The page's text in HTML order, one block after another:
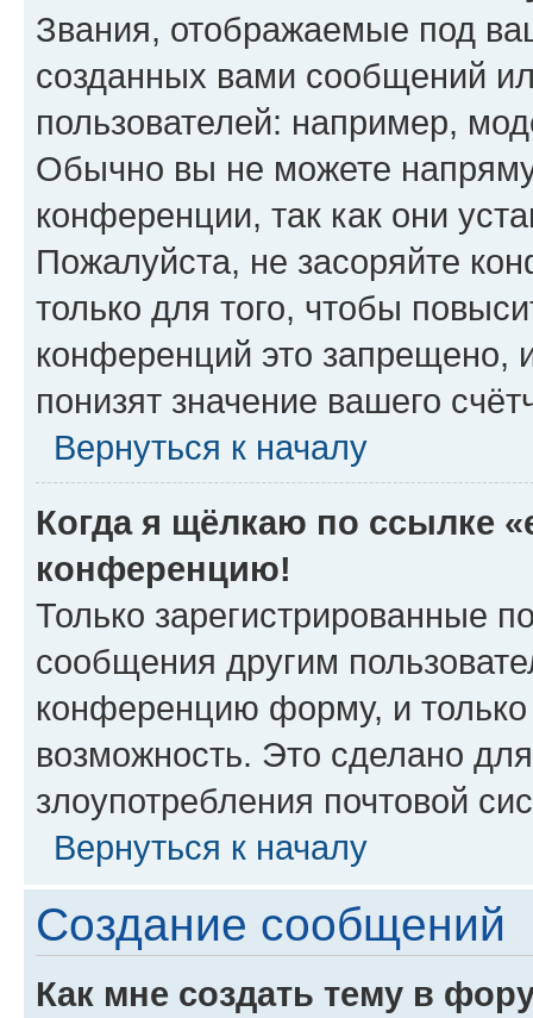
Звания, отображаемые под
созданных вами сообщений
пользователей: например,
Обычно вы не можете
конференции, так как они
Пожалуйста, не засоряйте
только для того, чтобы
конференций это запрещено,
понизят значение вашего
Вернуться к началу
Когда я щёлкаю по ссылке
конференцию!
Только зарегистрированные
сообщения другим
конференцию форму, и
возможность. Это сделано
злоупотребления почтовой
Вернуться к началу
Создание сообщений
Как мне создать тему в